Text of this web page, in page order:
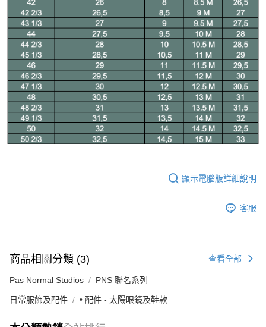
顯示電腦版詳細說明
客服
商品相關分類 (3) 查看全部
Pas Normal Studios PNS 聯名系列
日常服飾及配件 • 配件 - 太陽眼鏡及鞋款